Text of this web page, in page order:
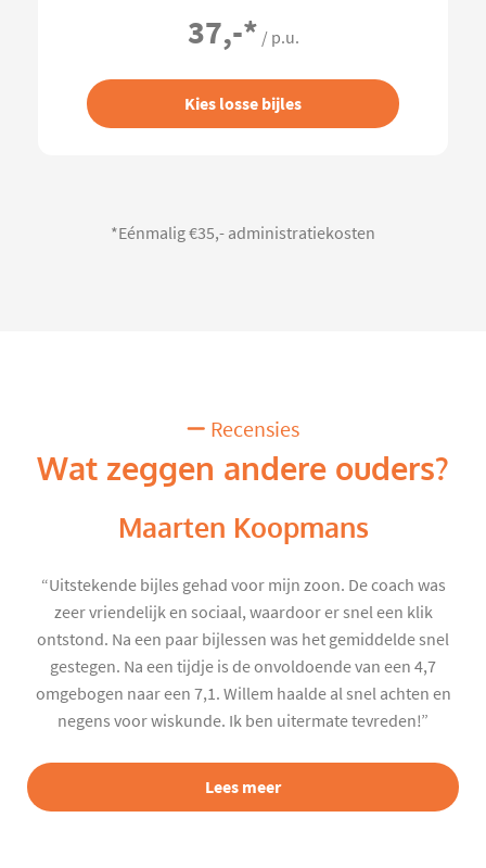
37,-* / p.u.
Kies losse bijles
*Eénmalig €35,- administratiekosten
Recensies
Wat zeggen andere ouders?
Maarten Koopmans
“Uitstekende bijles gehad voor mijn zoon. De coach was
zeer vriendelijk en sociaal, waardoor er snel een klik
ontstond. Na een paar bijlessen was het gemiddelde snel
gestegen. Na een tijdje is de onvoldoende van een 4,7
omgebogen naar een 7,1. Willem haalde al snel achten en
negens voor wiskunde. Ik ben uitermate tevreden!”
Lees meer